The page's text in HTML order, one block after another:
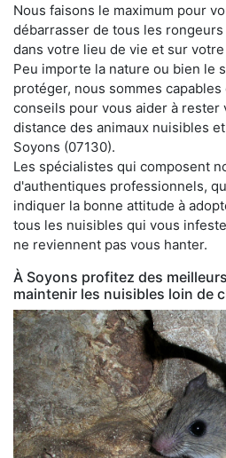
Nous faisons le maximum pour
débarrasser de tous les
dans votre lieu de vie et sur
Peu importe la nature ou bien le
protéger, nous sommes
conseils pour vous aider à rester
distance des animaux nuisibles
Soyons (07130).
Les spécialistes qui composent
d'authentiques professionnels,
indiquer la bonne attitude à
tous les nuisibles qui vous
ne reviennent pas vous hanter.
À Soyons profitez des
maintenir les nuisibles loin de